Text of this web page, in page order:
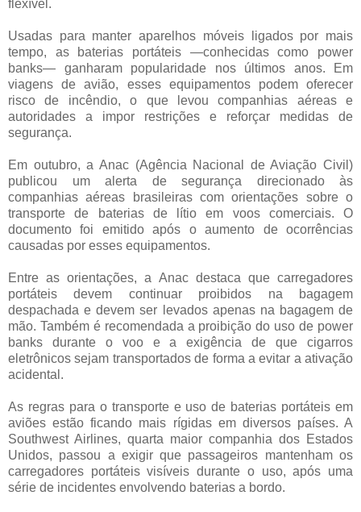
flexível.
Usadas para manter aparelhos móveis ligados por mais
tempo, as baterias portáteis —conhecidas como power
banks— ganharam popularidade nos últimos anos. Em
viagens de avião, esses equipamentos podem oferecer
risco de incêndio, o que levou companhias aéreas e
autoridades a impor restrições e reforçar medidas de
segurança.
Em outubro, a Anac (Agência Nacional de Aviação Civil)
publicou um alerta de segurança direcionado às
companhias aéreas brasileiras com orientações sobre o
transporte de baterias de lítio em voos comerciais. O
documento foi emitido após o aumento de ocorrências
causadas por esses equipamentos.
Entre as orientações, a Anac destaca que carregadores
portáteis devem continuar proibidos na bagagem
despachada e devem ser levados apenas na bagagem de
mão. Também é recomendada a proibição do uso de power
banks durante o voo e a exigência de que cigarros
eletrônicos sejam transportados de forma a evitar a ativação
acidental.
As regras para o transporte e uso de baterias portáteis em
aviões estão ficando mais rígidas em diversos países. A
Southwest Airlines, quarta maior companhia dos Estados
Unidos, passou a exigir que passageiros mantenham os
carregadores portáteis visíveis durante o uso, após uma
série de incidentes envolvendo baterias a bordo.